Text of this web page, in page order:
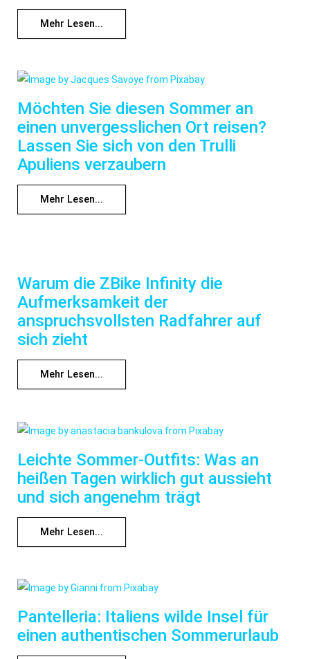
Mehr Lesen...
Möchten Sie diesen Sommer an
einen unvergesslichen Ort reisen?
Lassen Sie sich von den Trulli
Apuliens verzaubern
Mehr Lesen...
Warum die ZBike Infinity die
Aufmerksamkeit der
anspruchsvollsten Radfahrer auf
sich zieht
Mehr Lesen...
Leichte Sommer-Outfits: Was an
heißen Tagen wirklich gut aussieht
und sich angenehm trägt
Mehr Lesen...
Pantelleria: Italiens wilde Insel für
einen authentischen Sommerurlaub